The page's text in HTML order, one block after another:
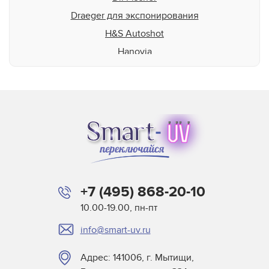
Draeger для экспонирования
H&S Autoshot
Hanovia
Jelight
Johnson and Allen
Loctite
Miltec
Nordson
NuArc
+7 (495) 868-20-10
10.00-19.00, пн-пт
info@smart-uv.ru
Адрес: 141006, г. Мытищи,